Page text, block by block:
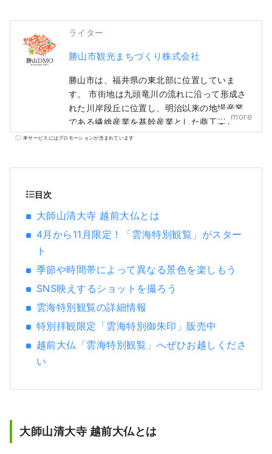
ライター
勝山市観光まちづくり株式会社
勝山市は、福井県の東北部に位置していま
す。 市街地は九頭竜川の流れに沿って形成さ
れた川岸段丘に位置し、明治以来の地場産業
である繊維産業を基幹産業とした商工業と、
古くから農林業が盛んな水と緑の豊かな田園
館の駐車場内にある「ジオターミナル」、
2020年６月にオープンした「道の駅 恐竜渓
また、観光を軸として新たな事業の創造にも
積極的にチャレンジし、勝山のまちの活性化
を目指しています。
more
本サービスにはプロモーションが含まれています
目次
大師山清大寺 越前大仏とは
4月から11月限定！「雲海特別観覧」がスター
ト
季節や時間帯によって異なる景色を楽しもう
SNS映えするショットを撮ろう
雲海特別観覧の詳細情報
特別拝観限定「雲海特別御朱印」販売中
越前大仏「雲海特別観覧」へぜひお越しくださ
い
大師山清大寺 越前大仏とは